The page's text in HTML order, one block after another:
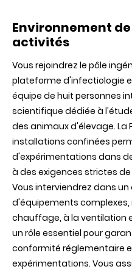
Environnement
activités
Vous rejoindrez le pôle
plateforme d'infectiologie
équipe de huit personnes
scientifique dédiée à
des animaux d'élevage. La
installations confinées
d'expérimentations dans
à des exigences strictes
Vous interviendrez dans
d'équipements
chauffage, à la ventilation
un rôle essentiel pour
conformité réglementaire
expérimentations. Vous